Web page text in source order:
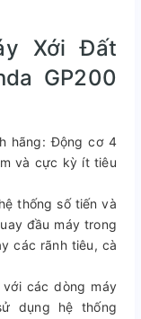
Xới Đất
GP200
hãng: Động cơ 4
và cực kỳ ít tiêu
thống số tiến và
đầu máy trong
các rãnh tiêu, cà
các dòng máy
dụng hệ thống